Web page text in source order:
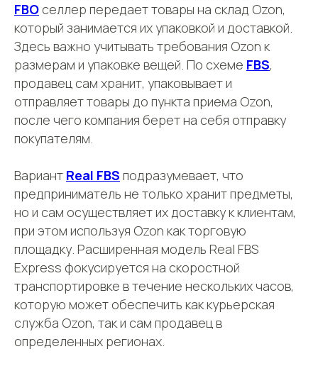
FBO селлер передает товары на склад Ozon,
который занимается их упаковкой и доставкой.
Здесь важно учитывать требования Ozon к
размерам и упаковке вещей. По схеме FBS,
продавец сам хранит, упаковывает и
отправляет товары до пункта приема Ozon,
после чего компания берет на себя отправку
покупателям.
Вариант Real FBS подразумевает, что
предприниматель не только хранит предметы,
но и сам осуществляет их доставку к клиентам,
при этом используя Ozon как торговую
площадку. Расширенная модель Real FBS
Express фокусируется на скоростной
транспортировке в течение нескольких часов,
которую может обеспечить как курьерская
служба Ozon, так и сам продавец в
определенных регионах.